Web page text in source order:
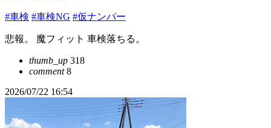
#車検 #車検NG #仮ナンバー
悲報。 魔フィット 車検落ちる。
thumb_up 318
comment8
2026/07/22 16:54